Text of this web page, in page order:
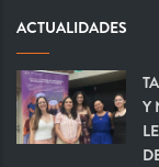
ACTUALIDADES
Y